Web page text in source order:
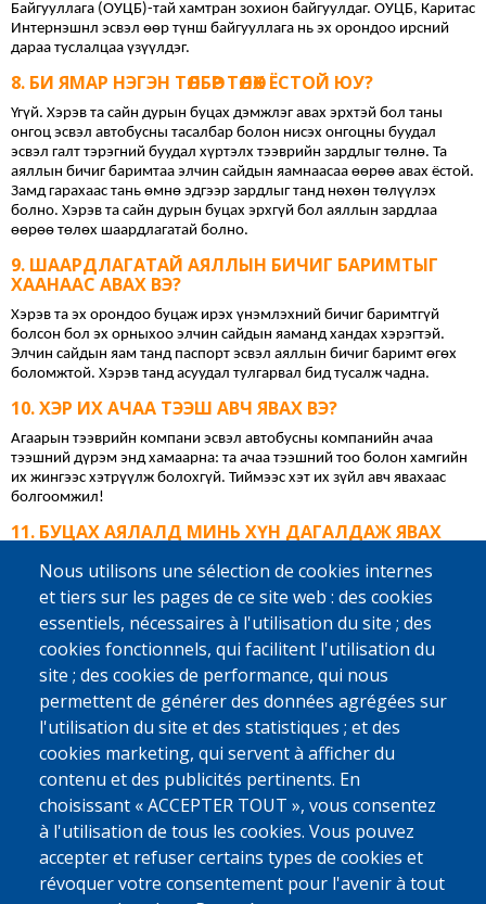
Байгууллага (ОУЦБ)-тай хамтран зохион байгуулдаг. ОУЦБ, Каритас
Интернэшнл эсвэл өөр түнш байгууллага нь эх орондоо ирсний
дараа туслалцаа үзүүлдэг.
БИ ЯМАР НЭГЭН ТӨЛБӨР ТӨЛӨХ ЁСТОЙ ЮУ?
Үгүй. Хэрэв та сайн дурын буцах дэмжлэг авах эрхтэй бол таны
онгоц эсвэл автобусны тасалбар болон нисэх онгоцны буудал
эсвэл галт тэрэгний буудал хүртэлх тээврийн зардлыг төлнө. Та
аяллын бичиг баримтаа элчин сайдын яамнаасаа өөрөө авах ёстой.
Замд гарахаас тань өмнө эдгээр зардлыг танд нөхөн төлүүлэх
болно. Хэрэв та сайн дурын буцах эрхгүй бол аяллын зардлаа
өөрөө төлөх шаардлагатай болно.
ШААРДЛАГАТАЙ АЯЛЛЫН БИЧИГ БАРИМТЫГ
ХААНААС АВАХ ВЭ?
Хэрэв та эх орондоо буцаж ирэх үнэмлэхний бичиг баримтгүй
болсон бол эх орныхоо элчин сайдын яаманд хандах хэрэгтэй.
Элчин сайдын яам танд паспорт эсвэл аяллын бичиг баримт өгөх
боломжтой. Хэрэв танд асуудал тулгарвал бид тусалж чадна.
ХЭР ИХ АЧАА ТЭЭШ АВЧ ЯВАХ ВЭ?
Агаарын тээврийн компани эсвэл автобусны компанийн ачаа
тээшний дүрэм энд хамаарна: та ачаа тээшний тоо болон хамгийн
их жингээс хэтрүүлж болохгүй. Тиймээс хэт их зүйл авч явахаас
болгоомжил!
БУЦАХ АЯЛАЛД МИНЬ ХҮН ДАГАЛДАЖ ЯВАХ
Тийм. Бельгид явахад зөвлөх хүн танд нислэгийн тасалбар болон
таны төлөх ёстой урамшууллыг өгөх болно. Үүний дараа тэр таныг
хилийн шалган нэвтрүүлэх цэг хүртэл дагалдан явна. Зөвлөх хүн
таныг тэр даруй олохын тулд танд нисэх онгоцны буудал руу
аваачих танигдахуйц цүнх өгөх болно. Хэрэв та хүсвэл, мөн
боломжтой бол ОУЦБ, Каритас Интернэшнл эсвэл өөр орон
нутгийн түнш байгууллагын ажилтан таныг эх орондоо ирэхэд
хүлээж байж болно.
МИНИЙ ЭХ ОРОН ДАХЬ АМЬДРАЛ АМАРГҮЙ. БИ
ЯМАР ДЭМЖЛЭГ ХҮЛЭЭЖ БОЛОХ ВЭ?
Бид танай улсад эргэн нийгэмшүүлэхэд тусалж чадах орон нутгийн
түншүүдтэй хамтран ажилладаг. Жишээлбэл, тэд танд өөрийн
бизнесийг эхлүүлэх, эмчилгээний зардлыг төлөх эсвэл ажил
олоход тусалж чадна. Хүн бүр энэ тусламжийг авдаггүй; нөхцөл
байдал бүр өөр өөр байдаг. Та дэмжлэг авах эрхтэй эсэхийг
Nous utilisons une sélection de cookies internes
et tiers sur les pages de ce site web : des cookies
essentiels, nécessaires à l'utilisation du site ; des
cookies fonctionnels, qui facilitent l'utilisation du
site ; des cookies de performance, qui nous
permettent de générer des données agrégées sur
l'utilisation du site et des statistiques ; et des
cookies marketing, qui servent à afficher du
contenu et des publicités pertinents. En
choisissant « ACCEPTER TOUT », vous consentez
à l'utilisation de tous les cookies. Vous pouvez
accepter et refuser certains types de cookies et
révoquer votre consentement pour l'avenir à tout